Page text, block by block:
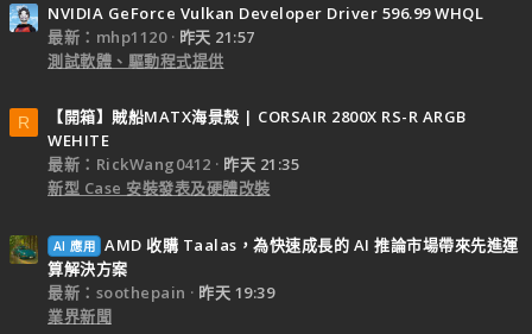
NVIDIA GeForce Vulkan Developer Driver 596.99 WHQL
最新：mhp1120
昨天 21:57
測試軟體、驅動程式提供
R
【開箱】賊船MATX海景殼 | CORSAIR 2800X RS-R ARGB
WEHITE
最新：RickWang0412
昨天 21:35
新型 Case 安裝發表及硬體改裝
AI 應用 AMD 收購 Taalas，為快速成長的 AI 推論市場帶來先進運
算解決方案
最新：soothepain
昨天 19:39
業界新聞